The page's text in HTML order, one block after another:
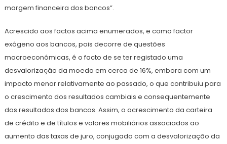
margem financeira dos bancos”.
Acrescido aos factos acima enumerados, e como factor
exógeno aos bancos, pois decorre de questões
macroeconómicas, é o facto de se ter registado uma
desvalorização da moeda em cerca de 16%, embora com um
impacto menor relativamente ao passado, o que contribuiu para
o crescimento dos resultados cambiais e consequentemente
dos resultados dos bancos. Assim, o acrescimento da carteira
de crédito e de títulos e valores mobiliários associados ao
aumento das taxas de juro, conjugado com a desvalorização da